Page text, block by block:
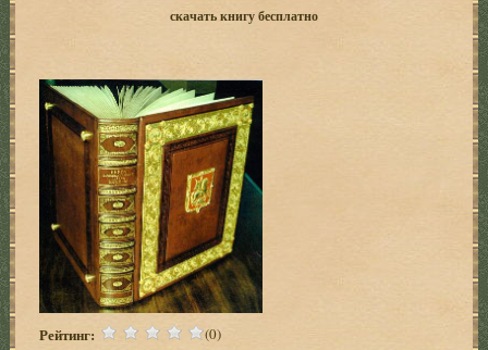
скачать книгу бесплатно
Рейтинг: (0)